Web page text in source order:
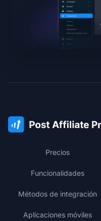
Precios
Funcionalidades
Métodos de integración
Aplicaciones móviles